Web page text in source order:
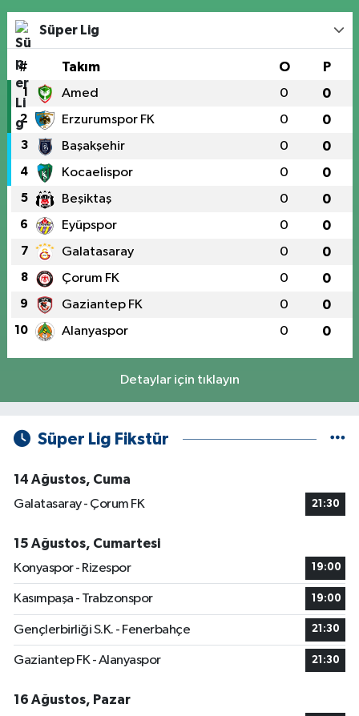
Süper Lig
# Takım O P
1 Amed 0 0
2 Erzurumspor FK 0 0
3 Başakşehir 0 0
4 Kocaelispor 0 0
5 Beşiktaş 0 0
6 Eyüpspor 0 0
7 Galatasaray 0 0
8 Çorum FK 0 0
9 Gaziantep FK 0 0
10 Alanyaspor 0 0
Detaylar için tıklayın
Süper Lig Fikstür
14 Ağustos, Cuma
Galatasaray - Çorum FK
21:30
15 Ağustos, Cumartesi
Konyaspor - Rizespor
19:00
Kasımpaşa - Trabzonspor 19:00
Gençlerbirliği S.K. - Fenerbahçe 21:30
Gaziantep FK - Alanyaspor 21:30
16 Ağustos, Pazar